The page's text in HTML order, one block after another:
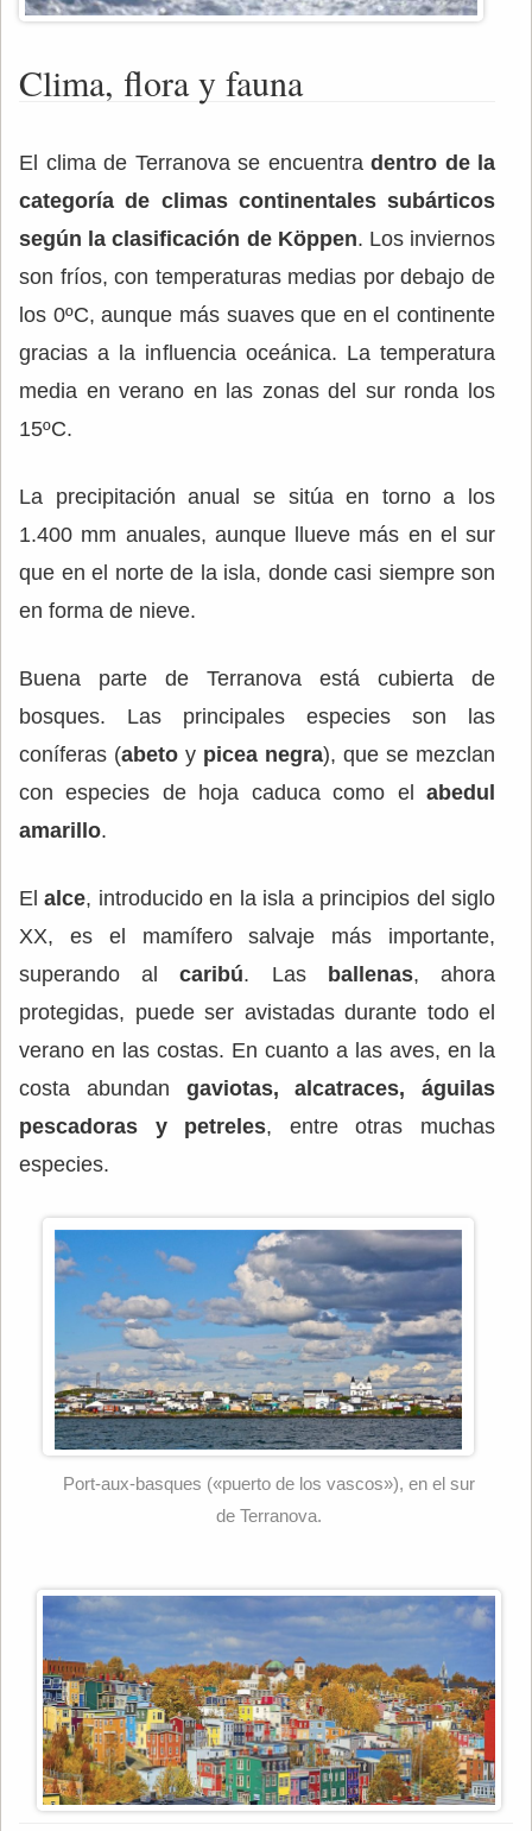
Clima, flora y fauna
El clima de Terranova se encuentra dentro de la
categoría de climas continentales subárticos
según la clasificación de Köppen. Los inviernos
son fríos, con temperaturas medias por debajo de
los 0ºC, aunque más suaves que en el continente
gracias a la influencia oceánica. La temperatura
media en verano en las zonas del sur ronda los
15ºC.
La precipitación anual se sitúa en torno a los
1.400 mm anuales, aunque llueve más en el sur
que en el norte de la isla, donde casi siempre son
en forma de nieve.
Buena parte de Terranova está cubierta de
bosques. Las principales especies son las
coníferas (abeto y picea negra), que se mezclan
con especies de hoja caduca como el abedul
amarillo.
El alce, introducido en la isla a principios del siglo
XX, es el mamífero salvaje más importante,
superando al
caribú. Las ballenas, ahora
protegidas, puede ser avistadas durante todo el
verano en las costas. En cuanto a las aves, en la
costa abundan gaviotas, alcatraces, águilas
pescadoras y petreles, entre otras muchas
especies.
Port-aux-basques («puerto de los vascos»), en el sur
de Terranova.